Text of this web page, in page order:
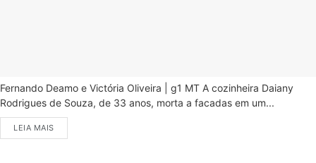
Fernando Deamo e Victória Oliveira | g1 MT A cozinheira Daiany
Rodrigues de Souza, de 33 anos, morta a facadas em um...
LEIA MAIS